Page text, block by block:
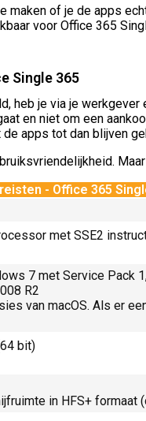
of je de apps
voor Office 365
Single 365
je via je
en niet om een
de apps tot dan blijven
- Office 365
met SSE2
7 met Service Pack
R2
van macOS. Als er
bit)
in HFS+